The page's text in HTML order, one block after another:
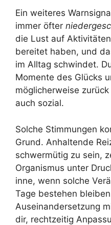
Ein weiteres
immer öfter
die Lust auf
bereitet haben, und
im Alltag schwindet.
Momente des Glücks
möglicherweise
auch sozial.
Solche Stimmungen
Grund. Anhaltende
schwermütig zu sein,
Organismus unter
inne, wenn solche
Tage bestehen
Auseinandersetzung
dir, rechtzeitig